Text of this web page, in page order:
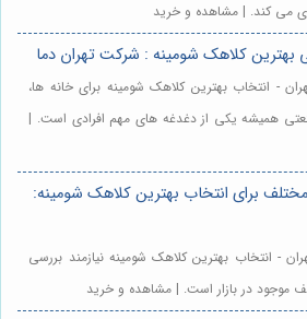
می کند. | مشاهده و خرید
بهترین کلاهک شومینه : شرکت تهران دما
- انتخاب بهترین کلاهک شومینه برای خانه ها،
همیشه یکی از دغدغه های مهم افرادی است. |
برای انتخاب بهترین کلاهک شومینه:
- انتخاب بهترین کلاهک شومینه نیازمند بررسی
موجود در بازار است. | مشاهده و خرید